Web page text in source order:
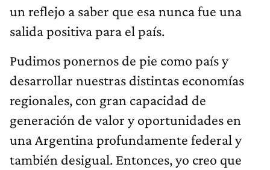
un reflejo a saber que esa nunca fue una
salida positiva para el país.
Pudimos ponernos de pie como país y
desarrollar nuestras distintas economías
regionales, con gran capacidad de
generación de valor y oportunidades en
una Argentina profundamente federal y
también desigual. Entonces, yo creo que